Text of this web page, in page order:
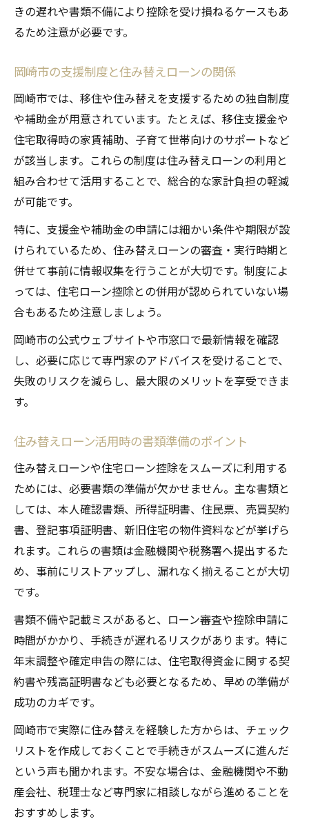
きの遅れや書類不備により控除を受け損ねるケースもあ
るため注意が必要です。
岡崎市の支援制度と住み替えローンの関係
岡崎市では、移住や住み替えを支援するための独自制度
や補助金が用意されています。たとえば、移住支援金や
住宅取得時の家賃補助、子育て世帯向けのサポートなど
が該当します。これらの制度は住み替えローンの利用と
組み合わせて活用することで、総合的な家計負担の軽減
が可能です。
特に、支援金や補助金の申請には細かい条件や期限が設
けられているため、住み替えローンの審査・実行時期と
併せて事前に情報収集を行うことが大切です。制度によ
っては、住宅ローン控除との併用が認められていない場
合もあるため注意しましょう。
岡崎市の公式ウェブサイトや市窓口で最新情報を確認
し、必要に応じて専門家のアドバイスを受けることで、
失敗のリスクを減らし、最大限のメリットを享受できま
す。
住み替えローン活用時の書類準備のポイント
住み替えローンや住宅ローン控除をスムーズに利用する
ためには、必要書類の準備が欠かせません。主な書類と
しては、本人確認書類、所得証明書、住民票、売買契約
書、登記事項証明書、新旧住宅の物件資料などが挙げら
れます。これらの書類は金融機関や税務署へ提出するた
め、事前にリストアップし、漏れなく揃えることが大切
です。
書類不備や記載ミスがあると、ローン審査や控除申請に
時間がかかり、手続きが遅れるリスクがあります。特に
年末調整や確定申告の際には、住宅取得資金に関する契
約書や残高証明書なども必要となるため、早めの準備が
成功のカギです。
岡崎市で実際に住み替えを経験した方からは、チェック
リストを作成しておくことで手続きがスムーズに進んだ
という声も聞かれます。不安な場合は、金融機関や不動
産会社、税理士など専門家に相談しながら進めることを
おすすめします。